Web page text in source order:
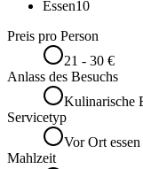
Essen10
Preis pro Person
21 - 30 €
Anlass des Besuchs
Kulinarische
Servicetyp
Vor Ort essen
Mahlzeit